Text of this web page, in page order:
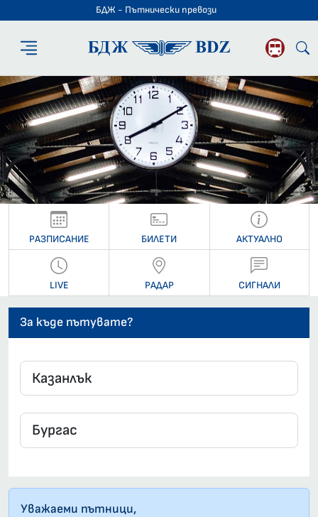
БДЖ - Пътнически превози
БДЖ -
РАЗПИСАНИЕ БИЛЕТИ АКТУАЛНО
LIVE РАДАР СИГНАЛИ
За къде пътувате?
Уважаеми пътници,